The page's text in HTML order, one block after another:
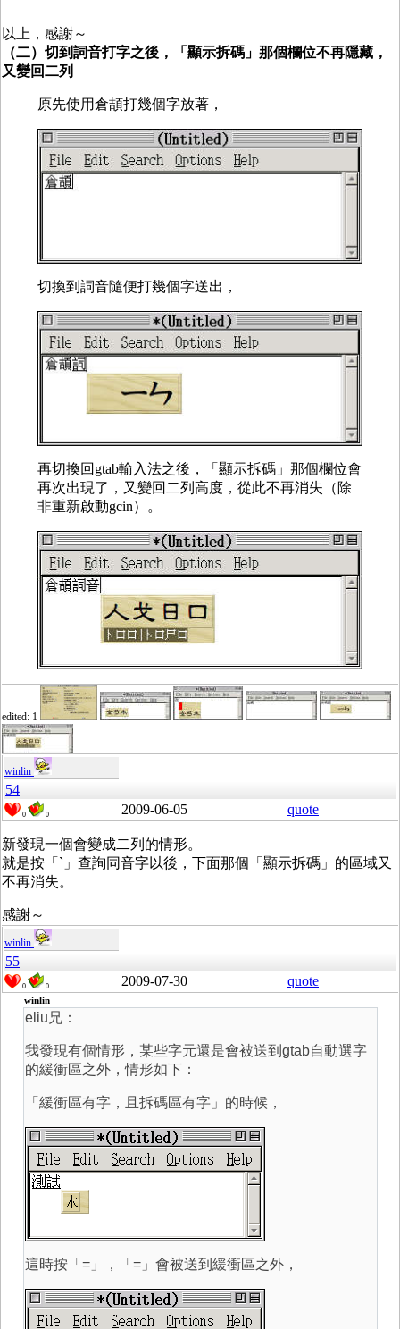
以上，感謝～
（二）切到詞音打字之後，「顯示拆碼」那個欄位不再隱藏，
又變回二列
原先使用倉頡打幾個字放著，
切換到詞音隨便打幾個字送出，
再切換回gtab輸入法之後，「顯示拆碼」那個欄位會
再次出現了，又變回二列高度，從此不再消失（除
非重新啟動gcin）。
edited: 1
winlin
54
0 0 2009-06-05 quote
新發現一個會變成二列的情形。
就是按「`」查詢同音字以後，下面那個「顯示拆碼」的區域又
不再消失。
感謝～
winlin
55
0 0 2009-07-30 quote
winlin
eliu兄：
我發現有個情形，某些字元還是會被送到gtab自動選字
的緩衝區之外，情形如下：
「緩衝區有字，且拆碼區有字」的時候，
這時按「=」，「=」會被送到緩衝區之外，